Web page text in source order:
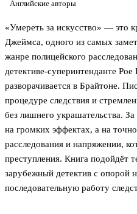
Английские авторы
«Умереть за искусство» — это
Джеймса, одного из самых
жанре полицейского
детективе-суперинтенданте Рое
разворачивается в Брайтоне.
процедуре следствия и
без лишнего украшательства.
на громких эффектах, а на
расследования и напряжении,
преступления. Книга подойдёт
зарубежный детектив с опорой
последовательную работу